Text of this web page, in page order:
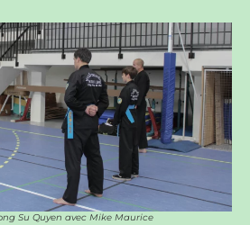
Su Quyen avec Mike Maurice